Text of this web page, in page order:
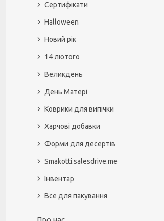
Сертифікати
Halloween
Новий рік
14 лютого
Великдень
День Матері
Коврики для випічки
Харчові добавки
Форми для десертів
Smakotti.salesdrive.me
Інвентар
Все для пакування